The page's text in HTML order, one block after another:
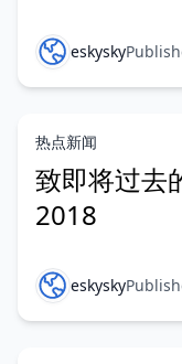
eskysky
热点新闻
致即将过去
2018
eskysky